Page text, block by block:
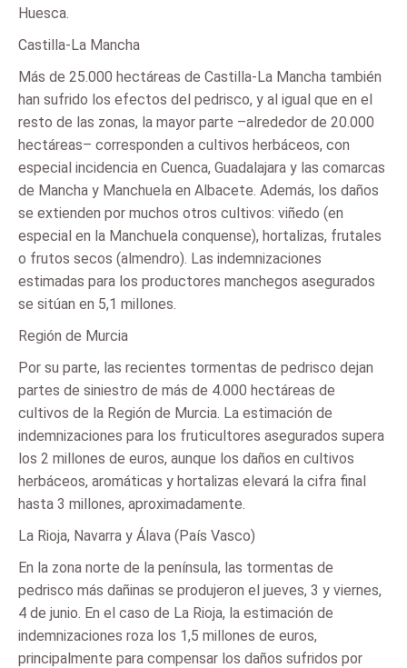
Huesca.
Castilla-La Mancha
Más de 25.000 hectáreas de Castilla-La Mancha también
han sufrido los efectos del pedrisco, y al igual que en el
resto de las zonas, la mayor parte –alrededor de 20.000
hectáreas– corresponden a cultivos herbáceos, con
especial incidencia en Cuenca, Guadalajara y las comarcas
de Mancha y Manchuela en Albacete. Además, los daños
se extienden por muchos otros cultivos: viñedo (en
especial en la Manchuela conquense), hortalizas, frutales
o frutos secos (almendro). Las indemnizaciones
estimadas para los productores manchegos asegurados
se sitúan en 5,1 millones.
Región de Murcia
Por su parte, las recientes tormentas de pedrisco dejan
partes de siniestro de más de 4.000 hectáreas de
cultivos de la Región de Murcia. La estimación de
indemnizaciones para los fruticultores asegurados supera
los 2 millones de euros, aunque los daños en cultivos
herbáceos, aromáticas y hortalizas elevará la cifra final
hasta 3 millones, aproximadamente.
La Rioja, Navarra y Álava (País Vasco)
En la zona norte de la península, las tormentas de
pedrisco más dañinas se produjeron el jueves, 3 y viernes,
4 de junio. En el caso de La Rioja, la estimación de
indemnizaciones roza los 1,5 millones de euros,
principalmente para compensar los daños sufridos por